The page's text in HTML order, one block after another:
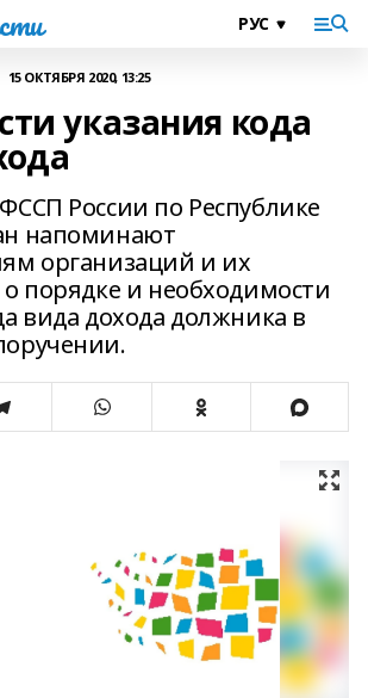
15 ОКТЯБРЯ 2020, 13:25
указания кода
России по Республике
напоминают
организаций и их
о порядке и необходимости
вида дохода должника в